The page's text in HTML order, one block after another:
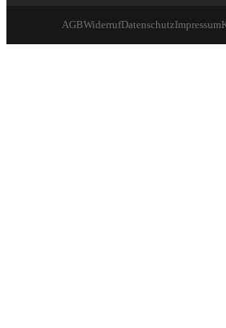
AGBWiderrufDatenschutzImpressum